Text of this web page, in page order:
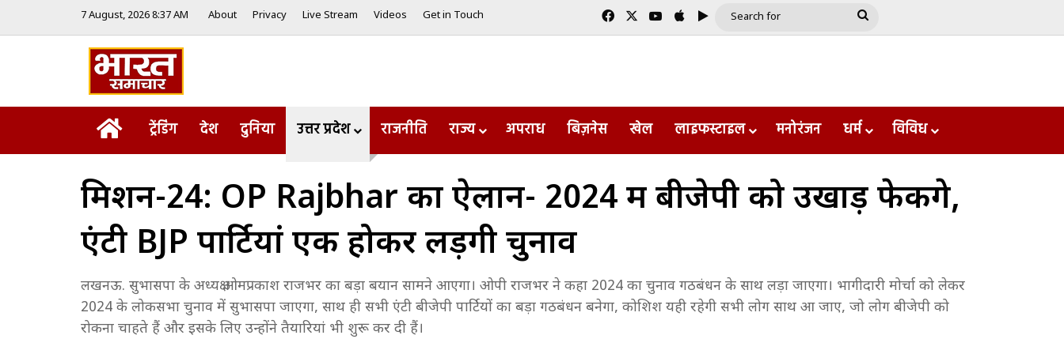
7 August, 2026 8:37 AM About Privacy Live Stream Videos Get in Touch FacebookYouTube
AppleGoogle Play
Search
Homeट्रेंडिंग देश दुनिया उत्तर प्रदेश राजनीति राज्य अपराध बिज़नेस खेल लाइफस्टाइल मनोरंजन धर्म विविध
मिशन-24: OP Rajbhar का ऐलान- 2024 में बीजेपी को उखाड़ फेकेंगे,
एंटी BJP पार्टियां एक होकर लड़ेंगी चुनाव
लखनऊ. सुभासपा के अध्यक्ष ओमप्रकाश राजभर का बड़ा बयान सामने आएगा। ओपी राजभर ने कहा 2024 का चुनाव गठबंधन के साथ लड़ा जाएगा। भागीदारी मोर्चा को लेकर
2024 के लोकसभा चुनाव में सुभासपा जाएगा, साथ ही सभी एंटी बीजेपी पार्टियों का बड़ा गठबंधन बनेगा, कोशिश यही रहेगी सभी लोग साथ आ जाए, जो लोग बीजेपी को
रोकना चाहते हैं और इसके लिए उन्होंने तैयारियां भी शुरू कर दी हैं।